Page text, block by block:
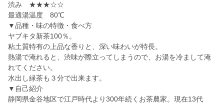
渋み ★★★☆☆
最適湯温度 80℃
▼品種・味の特徴・食べ方
ヤブキタ新茶100％。
粘土質特有の上品な香りと、深い味わいが特長。
熱湯で淹れると、渋味が際立ってしまうので、お湯を冷まして淹
れてください。
水出し緑茶も３分で出来ます。
▼自己紹介
静岡県金谷地区で江戸時代より300年続くお茶農家。現在13代